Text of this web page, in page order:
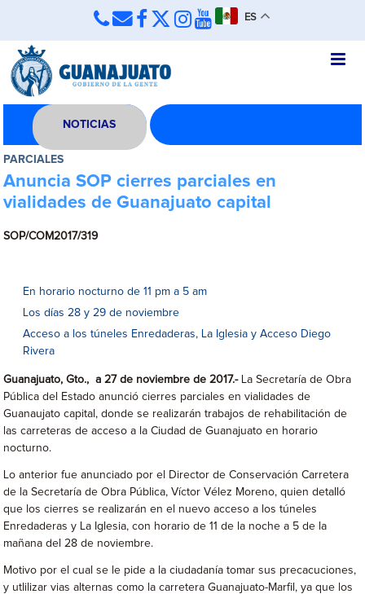
ES
NOTICIAS
PARCIALES
Anuncia SOP cierres parciales en
vialidades de Guanajuato capital
SOP/COM2017/319
En horario nocturno de 11 pm a 5 am
Los días 28 y 29 de noviembre
Acceso a los túneles Enredaderas, La Iglesia y Acceso Diego
Rivera
Guanajuato, Gto., a 27 de noviembre de 2017.-La Secretaría de Obra
Pública del Estado anunció cierres parciales en vialidades de
Guanaujato capital, donde se realizarán trabajos de rehabilitación de
las carreteras de acceso a la Ciudad de Guanajuato en horario
nocturno.
Lo anterior fue anunciado por el Director de Conservación Carretera
de la Secretaría de Obra Pública, Víctor Vélez Moreno, quien detalló
que los cierres se realizarán en el nuevo acceso a los túneles
Enredaderas y La Iglesia, con horario de 11 de la noche a 5 de la
mañana del 28 de noviembre.
Motivo por el cual se le pide a la ciudadanía tomar sus precacuciones,
y utlilizar vias alternas como la carretera Guanajuato-Marfil, ya que los